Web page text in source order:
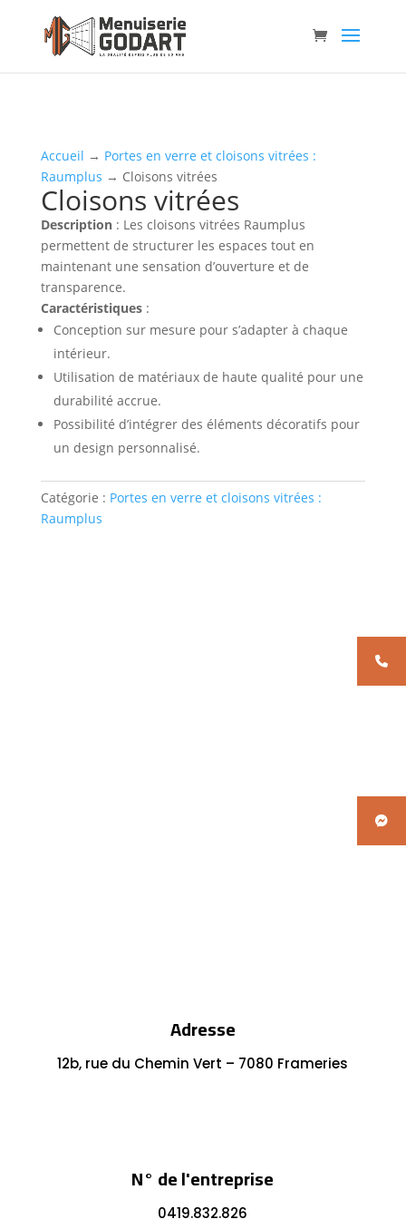
Accueil → Portes en verre et cloisons vitrées :
Raumplus → Cloisons vitrées
Cloisons vitrées
Description: Les cloisons vitrées Raumplus
permettent de structurer les espaces tout en
maintenant une sensation d’ouverture et de
transparence.
Caractéristiques:
Conception sur mesure pour s’adapter à chaque
intérieur.
Utilisation de matériaux de haute qualité pour une
durabilité accrue.
Possibilité d’intégrer des éléments décoratifs pour
un design personnalisé.
Catégorie : Portes en verre et cloisons vitrées :
Raumplus
Adresse
12b, rue du Chemin Vert – 7080 Frameries
N° de l'entreprise
0419.832.826